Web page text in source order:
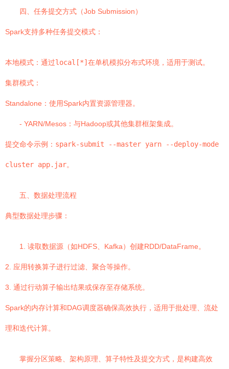
四、任务提交方式（Job Submission）
Spark支持多种任务提交模式：
本地模式：通过local[*] 在单机模拟分布式环境，适用于测试。
集群模式：
Standalone：使用Spark内置资源管理器。
- YARN/Mesos：与Hadoop或其他集群框架集成。
提交命令示例： spark-submit --master yarn --deploy-mode
cluster app.jar。
五、数据处理流程
典型数据处理步骤：
1. 读取数据源（如HDFS、Kafka）创建RDD/DataFrame。
2. 应用转换算子进行过滤、聚合等操作。
3. 通过行动算子输出结果或保存至存储系统。
Spark的内存计算和DAG调度器确保高效执行，适用于批处理、流处
理和迭代计算。
掌握分区策略、架构原理、算子特性及提交方式，是构建高效